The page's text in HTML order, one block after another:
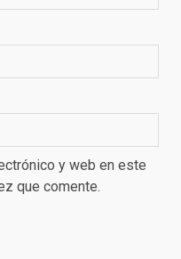
y web en este
que comente.